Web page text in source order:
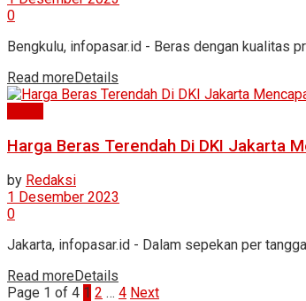
0
Bengkulu, infopasar.id - Beras dengan kualitas
Read moreDetails
Harga Beras Terendah Di DKI Jakarta
by Redaksi
1 Desember 2023
0
Jakarta, infopasar.id - Dalam sepekan per
Read more Details
Page 1 of 4 1 2 … 4 Next